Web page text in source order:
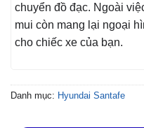
chuyển đồ đạc. Ngoài
mui còn mang lại ngoại
cho chiếc xe của bạn.
Danh mục: Hyundai Santafe